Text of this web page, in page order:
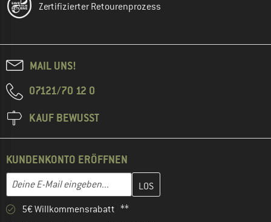
Zertifizierter Retourenprozess
MAIL UNS!
07121/70 12 0
KAUF BEWUSST
KUNDENKONTO ERÖFFNEN
E-Mail-Adresse
Gib hier deine E-Mail-Adresse ein und erstelle im nächsten
5€ Willkommensrabatt **